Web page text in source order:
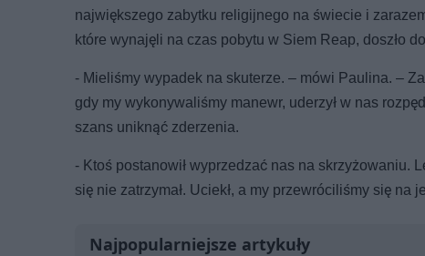
największego zabytku religijnego na świecie i
które wynajęli na czas pobytu w Siem Reap, doszło
- Mieliśmy wypadek na skuterze. – mówi Paulina. –
gdy my wykonywaliśmy manewr, uderzył w nas
szans uniknąć zderzenia.
- Ktoś postanowił wyprzedzać nas na skrzyżowaniu.
się nie zatrzymał. Uciekł, a my przewróciliśmy się na
Najpopularniejsze artykuły